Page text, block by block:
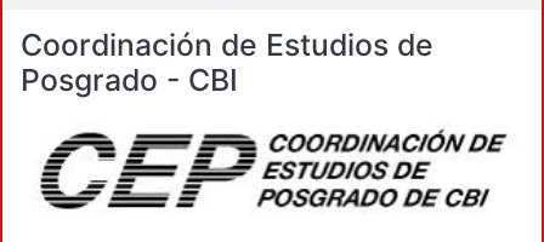
Coordinación de Estudios de
Posgrado - CBI